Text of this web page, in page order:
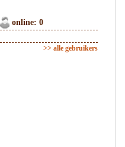
online: 0
>> alle gebruikers